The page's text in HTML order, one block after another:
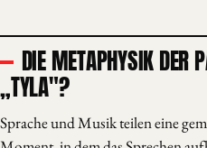
DIE METAPHYSIK DER
„TYLA"?
Sprache und Musik teilen eine